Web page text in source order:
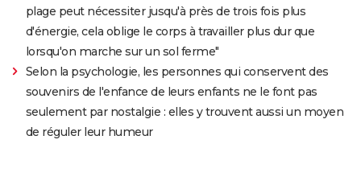
plage peut nécessiter jusqu'à près de trois fois plus
d'énergie, cela oblige le corps à travailler plus dur que
lorsqu'on marche sur un sol ferme"
Selon la psychologie, les personnes qui conservent des
souvenirs de l'enfance de leurs enfants ne le font pas
seulement par nostalgie : elles y trouvent aussi un moyen
de réguler leur humeur